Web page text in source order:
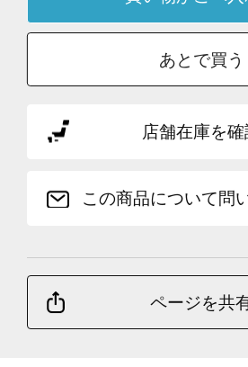
あとで買う
店舗在庫を確
この商品について問
ページを共